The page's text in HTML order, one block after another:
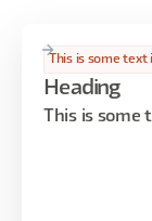
This is some text
Heading
This is some